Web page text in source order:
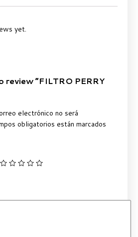
yet.
“FILTRO PERRY
electrónico no será
obligatorios están marcados